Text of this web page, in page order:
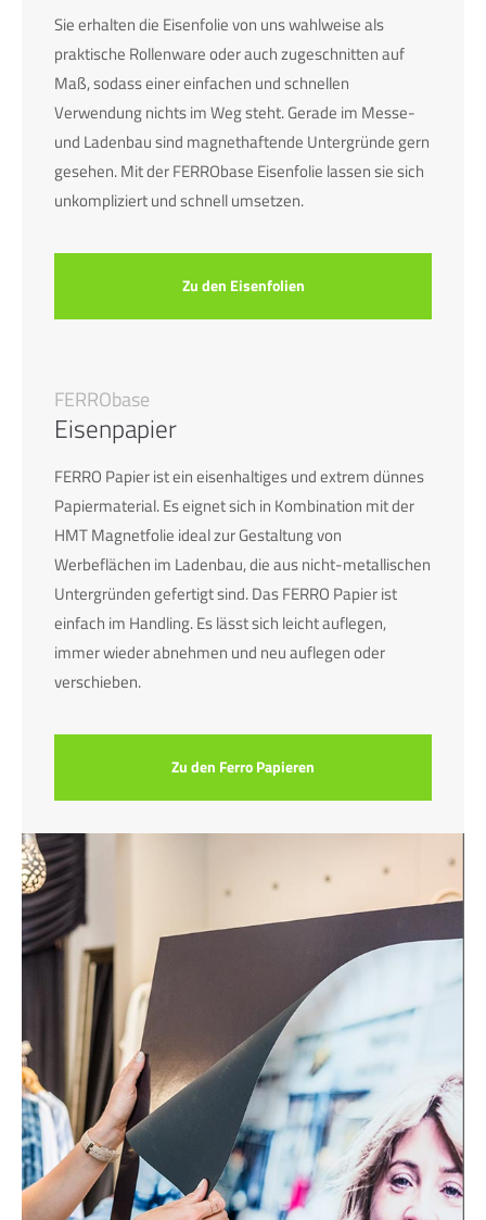
Get in touch
Cybersteel Inc.
376-293 City Road, Suite 600
San Francisco, CA 94102
Have any questions?
+44 1234 567 890
About us
Aenean commodo ligula eget dolor. Aenean massa. Cum
sociis natoque penatibus et magnis dis parturient montes,
nascetur ridiculus mus. Donec quam felis, ultricies nec.
Sie erhalten die Eisenfolie von uns wahlweise als
praktische Rollenware oder auch zugeschnitten auf
Maß, sodass einer einfachen und schnellen
Verwendung nichts im Weg steht. Gerade im Messe-
und Ladenbau sind magnethaftende Untergründe gern
gesehen. Mit der FERRObase Eisenfolie lassen sie sich
unkompliziert und schnell umsetzen.
Zu den Eisenfolien
FERRObase
Eisenpapier
FERRO Papier ist ein eisenhaltiges und extrem dünnes
Papiermaterial. Es eignet sich in Kombination mit der
HMT Magnetfolie ideal zur Gestaltung von
Werbeflächen im Ladenbau, die aus nicht-metallischen
Untergründen gefertigt sind. Das FERRO Papier ist
einfach im Handling. Es lässt sich leicht auflegen,
immer wieder abnehmen und neu auflegen oder
verschieben.
Zu den Ferro Papieren